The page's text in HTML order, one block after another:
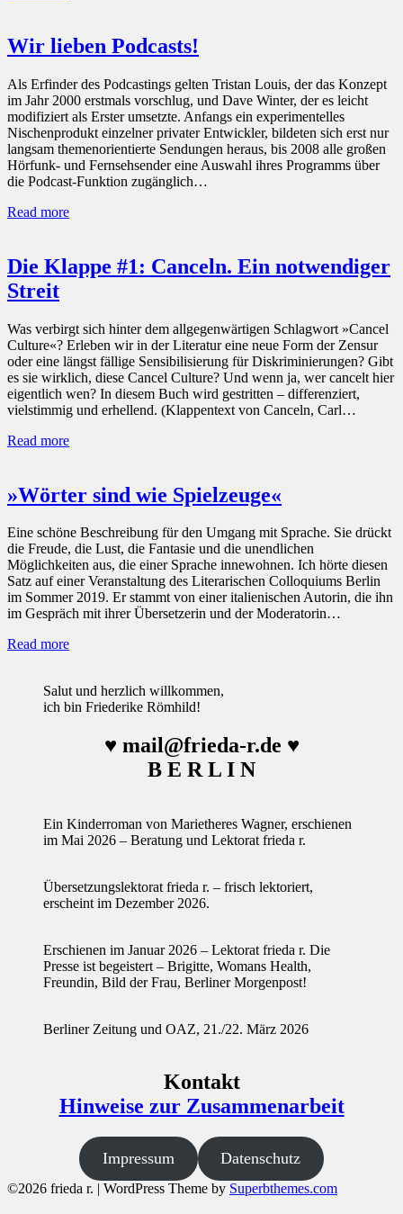
Wir lieben Podcasts!
Als Erfinder des Podcastings gelten Tristan Louis, der das Konzept
im Jahr 2000 erstmals vorschlug, und Dave Winter, der es leicht
modifiziert als Erster umsetzte. Anfangs ein experimentelles
Nischenprodukt einzelner privater Entwickler, bildeten sich erst nur
langsam themenorientierte Sendungen heraus, bis 2008 alle großen
Hörfunk- und Fernsehsender eine Auswahl ihres Programms über
die Podcast-Funktion zugänglich…
Read more
Die Klappe #1: Canceln. Ein notwendiger
Streit
Was verbirgt sich hinter dem allgegenwärtigen Schlagwort »Cancel
Culture«? Erleben wir in der Literatur eine neue Form der Zensur
oder eine längst fällige Sensibilisierung für Diskriminierungen? Gibt
es sie wirklich, diese Cancel Culture? Und wenn ja, wer cancelt hier
eigentlich wen? In diesem Buch wird gestritten – differenziert,
vielstimmig und erhellend. (Klappentext von Canceln, Carl…
Read more
»Wörter sind wie Spielzeuge«
Eine schöne Beschreibung für den Umgang mit Sprache. Sie drückt
die Freude, die Lust, die Fantasie und die unendlichen
Möglichkeiten aus, die einer Sprache innewohnen. Ich hörte diesen
Satz auf einer Veranstaltung des Literarischen Colloquiums Berlin
im Sommer 2019. Er stammt von einer italienischen Autorin, die ihn
im Gespräch mit ihrer Übersetzerin und der Moderatorin…
Read more
Salut und herzlich willkommen,
ich bin Friederike Römhild!
♥ mail@frieda-r.de ♥
B E R L I N
Ein Kinderroman von Marietheres Wagner, erschienen
im Mai 2026 – Beratung und Lektorat frieda r.
Übersetzungslektorat frieda r. – frisch lektoriert,
erscheint im Dezember 2026.
Erschienen im Januar 2026 – Lektorat frieda r. Die
Presse ist begeistert – Brigitte, Womans Health,
Freundin, Bild der Frau, Berliner Morgenpost!
Berliner Zeitung und OAZ, 21./22. März 2026
Kontakt
Hinweise zur Zusammenarbeit
Impressum Datenschutz
©2026 frieda r. | WordPress Theme by Superbthemes.com